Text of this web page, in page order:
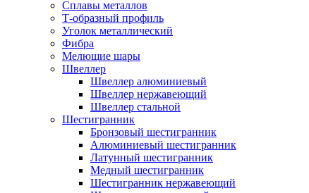
Сплавы металлов
Т-образный профиль
Уголок металлический
Фибра
Мелющие шары
Швеллер
Швеллер алюминиевый
Швеллер нержавеющий
Швеллер стальной
Шестигранник
Бронзовый шестигранник
Алюминиевый шестигранник
Латунный шестигранник
Медный шестигранник
Шестигранник нержавеющий